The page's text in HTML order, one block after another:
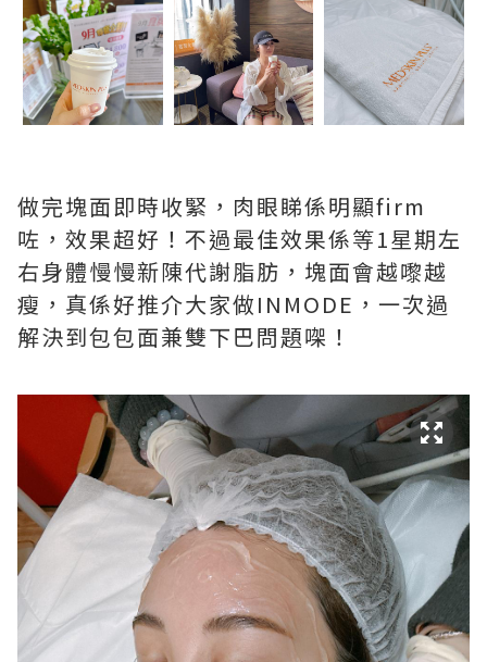
做完塊面即時收緊，肉眼睇係明顯firm
咗，效果超好！不過最佳效果係等1星期左
右身體慢慢新陳代謝脂肪，塊面會越嚟越
瘦，真係好推介大家做INMODE，一次過
解決到包包面兼雙下巴問題㗎！